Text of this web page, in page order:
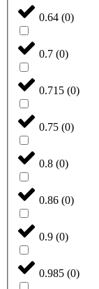
0.64 (0)
0.7 (0)
0.715 (0)
0.75 (0)
0.8 (0)
0.86 (0)
0.9 (0)
0.985 (0)